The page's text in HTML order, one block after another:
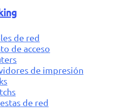
de red
de acceso
de impresión
de red